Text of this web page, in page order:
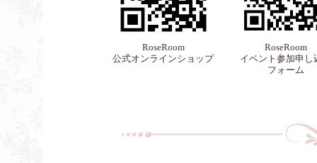
RoseRoom
公式オンラインショップ
RoseRoom
イベント参加申し
フォーム